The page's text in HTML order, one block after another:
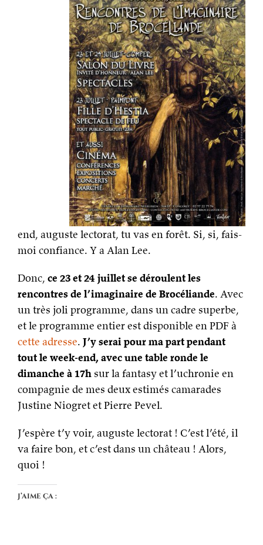
end
en
end, auguste lectorat, tu vas en forêt. Si, si, fais-
moi confiance. Y a Alan Lee.
Donc, ce 23 et 24 juillet se déroulent les
rencontres de l’imaginaire de Brocéliande. Avec
un très joli programme, dans un cadre superbe,
et le programme entier est disponible en PDF à
cette adresse. J’y serai pour ma part pendant
tout le week-end, avec une table ronde le
dimanche à 17h sur la fantasy et l’uchronie en
compagnie de mes deux estimés camarades
Justine Niogret et Pierre Pevel.
J’espère t’y voir, auguste lectorat ! C’est l’été, il
va faire bon, et c’est dans un château ! Alors,
quoi !
J’aime ça :